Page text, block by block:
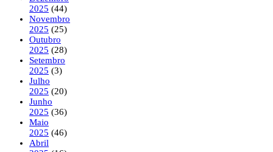
2025 (44)
Novembro
2025 (25)
Outubro
2025 (28)
Setembro
2025 (3)
Julho
2025 (20)
Junho
2025 (36)
Maio
2025 (46)
Abril